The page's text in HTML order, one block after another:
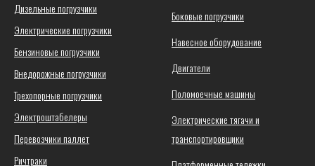
Дизельные погрузчики
Электрические погрузчики
Бензиновые погрузчики
Внедорожные погрузчики
Трехопорные погрузчики
Электроштабелеры
Перевозчики паллет
Ричтраки
Боковые погрузчики
Навесное оборудование
Двигатели
Поломоечные машины
Электрические тягачи и
транспортировщики